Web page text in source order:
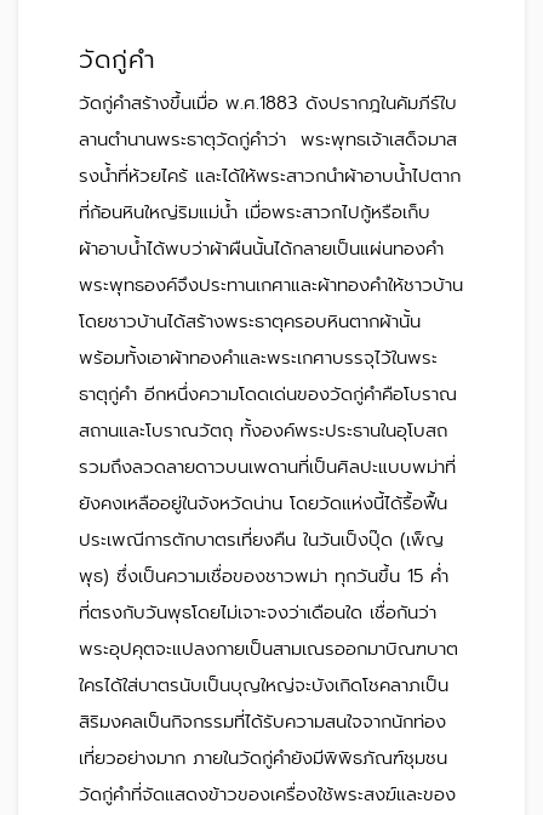
วัดกู่คำ
วัดกู่คำสร้างขึ้นเมื่อ พ.ศ.1883 ดังปรากฎในคัมภีร์ใบ
ลานตำนานพระธาตุวัดกู่คำว่า พระพุทธเจ้าเสด็จมาส
รงน้ำที่ห้วยไคร้ และได้ให้พระสาวกนำผ้าอาบน้ำไปตาก
ที่ก้อนหินใหญ่ริมแม่น้ำ เมื่อพระสาวกไปกู้หรือเก็บ
ผ้าอาบน้ำได้พบว่าผ้าผืนนั้นได้กลายเป็นแผ่นทองคำ
พระพุทธองค์จึงประทานเกศาและผ้าทองคำให้ชาวบ้าน
โดยชาวบ้านได้สร้างพระธาตุครอบหินตากผ้านั้น
พร้อมทั้งเอาผ้าทองคำและพระเกศาบรรจุไว้ในพระ
ธาตุกู่คำ อีกหนึ่งความโดดเด่นของวัดกู่คำคือโบราณ
สถานและโบราณวัตถุ ทั้งองค์พระประธานในอุโบสถ
รวมถึงลวดลายดาวบนเพดานที่เป็นศิลปะแบบพม่าที่
ยังคงเหลืออยู่ในจังหวัดน่าน โดยวัดแห่งนี้ได้รื้อฟื้น
ประเพณีการตักบาตรเที่ยงคืน ในวันเป็งปุ๊ด (เพ็ญ
พุธ) ซึ่งเป็นความเชื่อของชาวพม่า ทุกวันขึ้น 15 ค่ำ
ที่ตรงกับวันพุธโดยไม่เจาะจงว่าเดือนใด เชื่อกันว่า
พระอุปคุตจะแปลงกายเป็นสามเณรออกมาบิณฑบาต
ใครได้ใส่บาตรนับเป็นบุญใหญ่จะบังเกิดโชคลาภเป็น
สิริมงคลเป็นกิจกรรมที่ได้รับความสนใจจากนักท่อง
เที่ยวอย่างมาก ภายในวัดกู่คำยังมีพิพิธภัณฑ์ชุมชน
วัดกู่คำที่จัดแสดงข้าวของเครื่องใช้พระสงฆ์และของ